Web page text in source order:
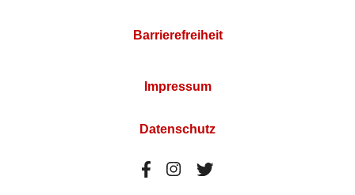
Barrierefreiheit
Impressum
Datenschutz